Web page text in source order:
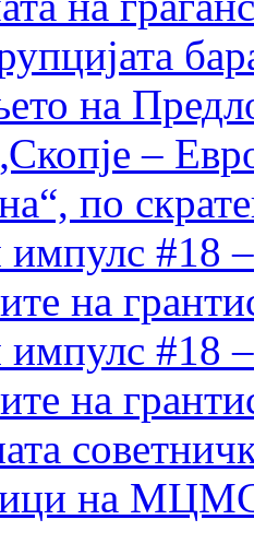
на
–
по
импулс #18
на
импулс #18
на
на МЦМС